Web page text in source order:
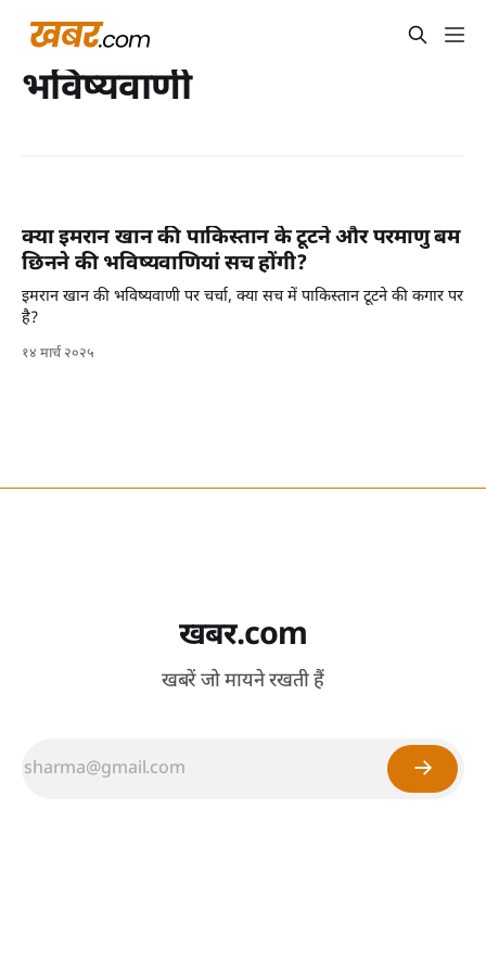
भविष्यवाणी
क्या इमरान खान की पाकिस्तान के टूटने और परमाणु बम
छिनने की भविष्यवाणियां सच होंगी?
इमरान खान की भविष्यवाणी पर चर्चा, क्या सच में पाकिस्तान टूटने की कगार पर
है?
१४ मार्च २०२५
खबर.com
खबरें जो मायने रखती हैं